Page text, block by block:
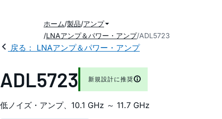
ホーム 製品 アンプ
LNAアンプ＆パワー・アンプ ADL5723
戻る： LNAアンプ＆パワー・アンプ
ADL5723 新規設計に推奨
低ノイズ・アンプ、10.1 GHz ～ 11.7 GHz